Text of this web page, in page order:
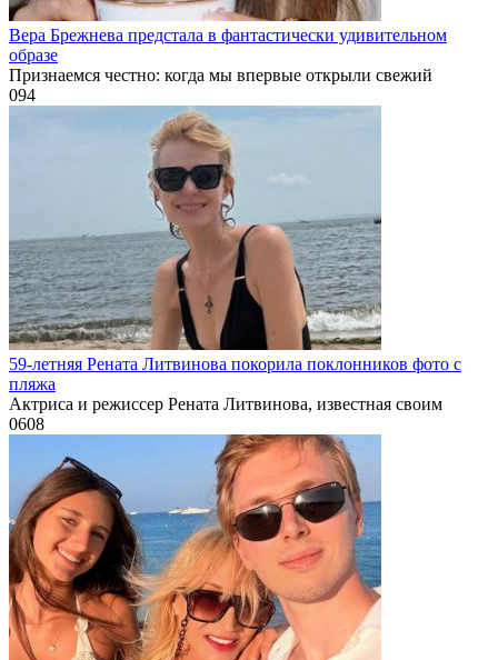
Вера Брежнева предстала в фантастически удивительном
образе
Признаемся честно: когда мы впервые открыли свежий
094
59-летняя Рената Литвинова покорила поклонников фото с
пляжа
Актриса и режиссер Рената Литвинова, известная своим
0608